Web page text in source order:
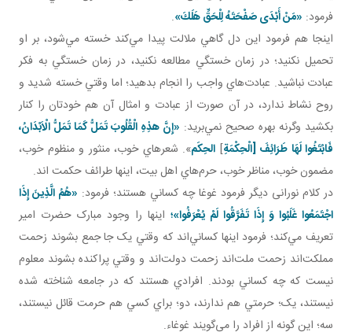
فرمود: «مَنْ أَبْدَى صَفْحَتَهُ لِلْحَقِّ هَلَكَ».
اينجا هم فرمود اين دل گاهي ملالت پيدا مي‌کند خسته مي‌شود، بر او
تحميل نکنيد؛ در زمان خستگي مطالعه نکنيد، در زمان خستگي به فکر
عبادت نباشيد. عبادت‌هاي واجب را انجام بدهيد؛ اما وقتي خسته شديد و
روح نشاط ندارد، در آن صورت از عبادت و امثال آن هم خودتان را کنار
بکشيد وگرنه بهره صحيح نمي‌بريد: «إِنَّ هذِهِ الْقُلُوبَ تَمَلُّ كَمَا تَمَلُّ الْاَبْدَانُ،
فَابْتَغُوا لَهَا طَرَائِفَ [الْحِكْمَةِ] الحِکَم». شعرهاي خوب، منثور و منظوم خوب،
مضمون خوب، مناظر خوب، حرم‌هاي اهل بيت، اينها طرائف حکمت اند.
در کلام نورانی ديگر فرمود غوغا چه کساني هستند؛ فرمود: «هُمُ الَّذِينَ إِذَا
اجْتَمَعُوا غَلَبُوا وَ إِذَا تَفَرَّقُوا لَمْ يُعْرَفُوا»؛ اينها را وجود مبارک حضرت امير
تعريف مي‌کند؛ فرمود اينها کساني‌اند که وقتي يک جا جمع بشوند زحمت
مملکت‌اند زحمت ملت‌اند زحمت دولت‌اند و وقتي پراکنده بشوند معلوم
نيست که چه کساني بودند. افرادي هستند که در جامعه شناخته شده
نيستند، يک؛ حرمتي هم ندارند، دو؛ براي کسي هم حرمت قائل نيستند،
سه؛ اين ‌گونه از افراد را مي‌گويند غوغاء.